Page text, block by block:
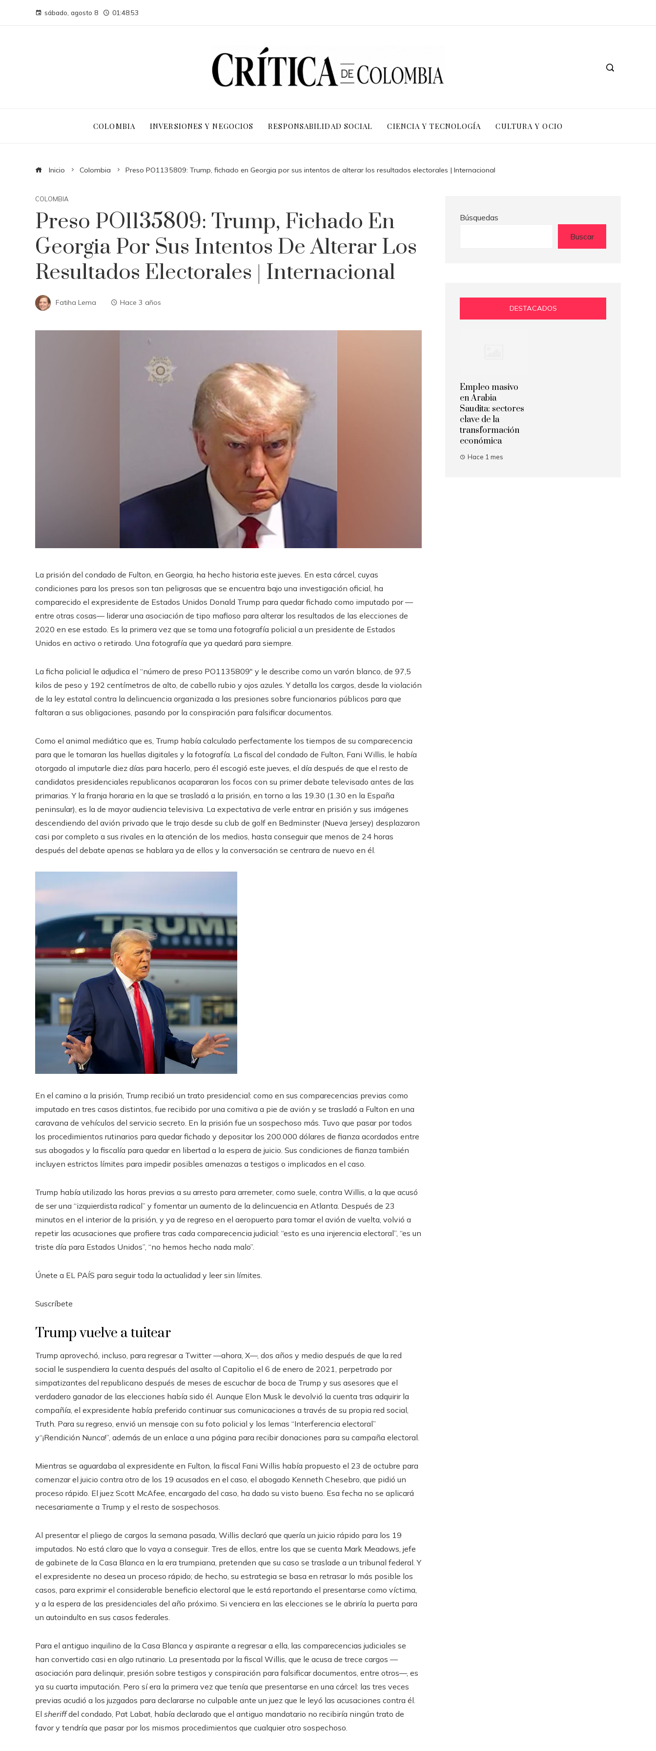
sábado, agosto 8 01:48:54
COLOMBIA INVERSIONES Y NEGOCIOS RESPONSABILIDAD SOCIAL CIENCIA Y TECNOLOGÍA CULTURA Y OCIO
Inicio Colombia Preso PO1135809: Trump, fichado en Georgia por sus intentos de alterar los resultados electorales | Internacional
COLOMBIA
Preso PO1135809: Trump, Fichado En
Georgia Por Sus Intentos De Alterar Los
Resultados Electorales | Internacional
Fatiha Lema Hace 3 años
La prisión del condado de Fulton, en Georgia, ha hecho historia este jueves. En esta cárcel, cuyas
condiciones para los presos son tan peligrosas que se encuentra bajo una investigación oficial, ha
comparecido el expresidente de Estados Unidos Donald Trump para quedar fichado como imputado por —
entre otras cosas— liderar una asociación de tipo mafioso para alterar los resultados de las elecciones de
2020 en ese estado. Es la primera vez que se toma una fotografía policial a un presidente de Estados
Unidos en activo o retirado. Una fotografía que ya quedará para siempre.
La ficha policial le adjudica el “número de preso PO1135809″ y le describe como un varón blanco, de 97,5
kilos de peso y 192 centímetros de alto, de cabello rubio y ojos azules. Y detalla los cargos, desde la violación
de la ley estatal contra la delincuencia organizada a las presiones sobre funcionarios públicos para que
faltaran a sus obligaciones, pasando por la conspiración para falsificar documentos.
Como el animal mediático que es, Trump había calculado perfectamente los tiempos de su comparecencia
para que le tomaran las huellas digitales y la fotografía. La fiscal del condado de Fulton, Fani Willis, le había
otorgado al imputarle diez días para hacerlo, pero él escogió este jueves, el día después de que el resto de
candidatos presidenciales republicanos acapararan los focos con su primer debate televisado antes de las
primarias. Y la franja horaria en la que se trasladó a la prisión, en torno a las 19.30 (1.30 en la España
peninsular), es la de mayor audiencia televisiva. La expectativa de verle entrar en prisión y sus imágenes
descendiendo del avión privado que le trajo desde su club de golf en Bedminster (Nueva Jersey) desplazaron
casi por completo a sus rivales en la atención de los medios, hasta conseguir que menos de 24 horas
después del debate apenas se hablara ya de ellos y la conversación se centrara de nuevo en él.
En el camino a la prisión, Trump recibió un trato presidencial: como en sus comparecencias previas como
imputado en tres casos distintos, fue recibido por una comitiva a pie de avión y se trasladó a Fulton en una
caravana de vehículos del servicio secreto. En la prisión fue un sospechoso más. Tuvo que pasar por todos
los procedimientos rutinarios para quedar fichado y depositar los 200.000 dólares de fianza acordados entre
sus abogados y la fiscalía para quedar en libertad a la espera de juicio. Sus condiciones de fianza también
incluyen estrictos límites para impedir posibles amenazas a testigos o implicados en el caso.
Trump había utilizado las horas previas a su arresto para arremeter, como suele, contra Willis, a la que acusó
de ser una “izquierdista radical” y fomentar un aumento de la delincuencia en Atlanta. Después de 23
minutos en el interior de la prisión, y ya de regreso en el aeropuerto para tomar el avión de vuelta, volvió a
repetir las acusaciones que profiere tras cada comparecencia judicial: “esto es una injerencia electoral”, “es un
triste día para Estados Unidos”, “no hemos hecho nada malo”.
Únete a EL PAÍS para seguir toda la actualidad y leer sin límites.
Suscríbete
Trump vuelve a tuitear
Trump aprovechó, incluso, para regresar a Twitter —ahora, X—, dos años y medio después de que la red
social le suspendiera la cuenta después del asalto al Capitolio el 6 de enero de 2021, perpetrado por
simpatizantes del republicano después de meses de escuchar de boca de Trump y sus asesores que el
verdadero ganador de las elecciones había sido él. Aunque Elon Musk le devolvió la cuenta tras adquirir la
compañía, el expresidente había preferido continuar sus comunicaciones a través de su propia red social,
Truth. Para su regreso, envió un mensaje con su foto policial y los lemas “Interferencia electoral”
y“¡Rendición Nunca!”, además de un enlace a una página para recibir donaciones para su campaña electoral.
Mientras se aguardaba al expresidente en Fulton, la fiscal Fani Willis había propuesto el 23 de octubre para
comenzar el juicio contra otro de los 19 acusados en el caso, el abogado Kenneth Chesebro, que pidió un
proceso rápido. El juez Scott McAfee, encargado del caso, ha dado su visto bueno. Esa fecha no se aplicará
necesariamente a Trump y el resto de sospechosos.
Al presentar el pliego de cargos la semana pasada, Willis declaró que quería un juicio rápido para los 19
imputados. No está claro que lo vaya a conseguir. Tres de ellos, entre los que se cuenta Mark Meadows, jefe
de gabinete de la Casa Blanca en la era trumpiana, pretenden que su caso se traslade a un tribunal federal. Y
el expresidente no desea un proceso rápido; de hecho, su estrategia se basa en retrasar lo más posible los
casos, para exprimir el considerable beneficio electoral que le está reportando el presentarse como víctima,
y a la espera de las presidenciales del año próximo. Si venciera en las elecciones se le abriría la puerta para
un autoindulto en sus casos federales.
Para el antiguo inquilino de la Casa Blanca y aspirante a regresar a ella, las comparecencias judiciales se
han convertido casi en algo rutinario. La presentada por la fiscal Willis, que le acusa de trece cargos —
asociación para delinquir, presión sobre testigos y conspiración para falsificar documentos, entre otros—, es
ya su cuarta imputación. Pero sí era la primera vez que tenía que presentarse en una cárcel: las tres veces
previas acudió a los juzgados para declararse no culpable ante un juez que le leyó las acusaciones contra él.
El sheriffdel condado, Pat Labat, había declarado que el antiguo mandatario no recibiría ningún trato de
favor y tendría que pasar por los mismos procedimientos que cualquier otro sospechoso.
Búsquedas
Buscar
DESTACADOS
Empleo masivo
en Arabia
Saudita: sectores
clave de la
transformación
económica
Hace 1 mes